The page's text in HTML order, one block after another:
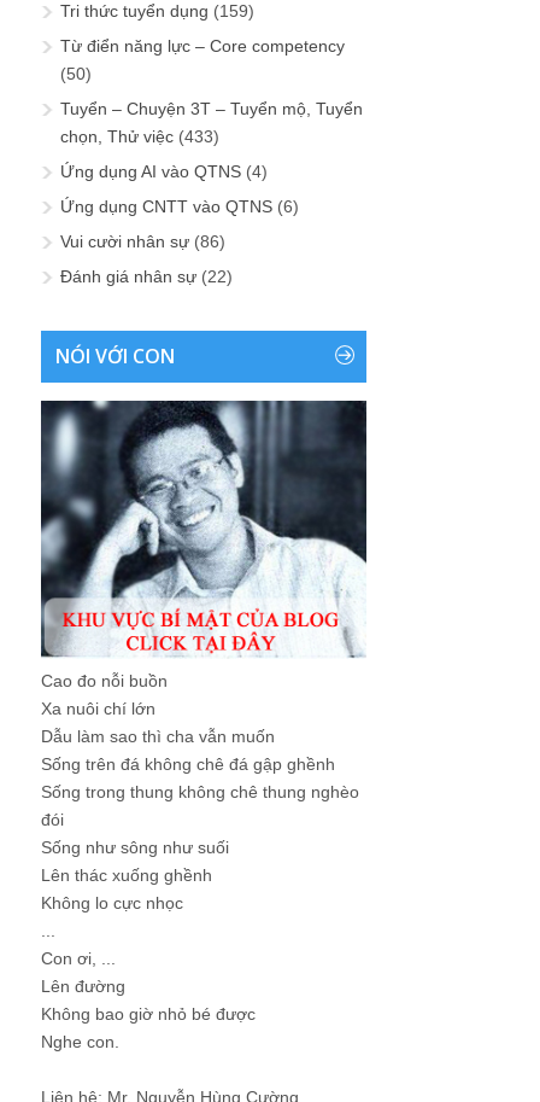
Tri thức tuyển dụng (159)
Từ điển năng lực – Core competency
(50)
Tuyển – Chuyện 3T – Tuyển mộ, Tuyển
chọn, Thử việc (433)
Ứng dụng AI vào QTNS (4)
Ứng dụng CNTT vào QTNS (6)
Vui cười nhân sự (86)
Đánh giá nhân sự (22)
NÓI VỚI CON
Cao đo nỗi buồn
Xa nuôi chí lớn
Dẫu làm sao thì cha vẫn muốn
Sống trên đá không chê đá gập ghềnh
Sống trong thung không chê thung nghèo
đói
Sống như sông như suối
Lên thác xuống ghềnh
Không lo cực nhọc
Con ơi, ...
Lên đường
Không bao giờ nhỏ bé được
Nghe con.
Liên hệ: Mr. Nguyễn Hùng Cường